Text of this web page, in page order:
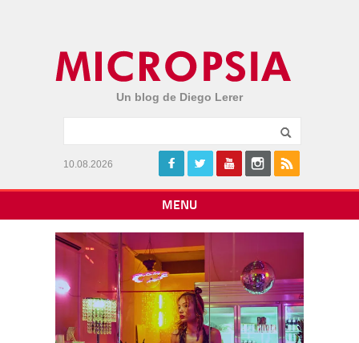
Un blog de Diego Lerer
10.08.2026
MENU